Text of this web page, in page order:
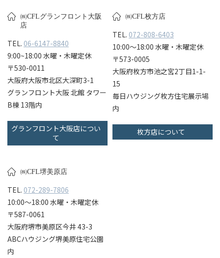
㈱CFLグランフロント大阪
店
TEL. 06-6147-8840
9:00~18:00 水曜・木曜定休
〒530-0011
大阪府大阪市北区大深町3-1
グランフロント大阪 北館 タワー
B棟 13階内
グランフロント大阪店につい
て
㈱CFL枚方店
TEL. 072-808-6403
10:00〜18:00 水曜・木曜定休
〒573-0005
大阪府枚方市池之宮2丁目1-1-
15
毎日ハウジング枚方住宅展示場
内
枚方店について
㈱CFL堺美原店
TEL. 072-289-7806
10:00〜18:00 水曜・木曜定休
〒587-0061
大阪府堺市美原区今井 43-3
ABCハウジング堺美原住宅公園
内